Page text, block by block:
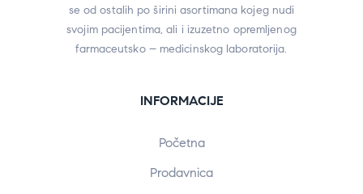
se od ostalih po širini asortimana kojeg nudi
svojim pacijentima, ali i izuzetno opremljenog
farmaceutsko – medicinskog laboratorija.
INFORMACIJE
Početna
Prodavnica